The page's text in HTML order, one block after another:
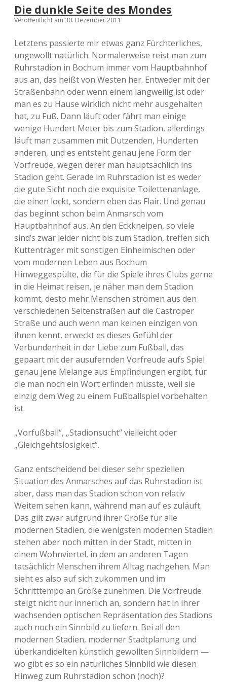
Die dunkle Seite des Mondes
Veröffentlicht am 30. Dezember 2011
Letztens passierte mir etwas ganz Fürchterliches,
ungewollt natürlich. Normalerweise reist man zum
Ruhrstadion in Bochum immer vom Hauptbahnhof
aus an, das heißt von Westen her. Entweder mit der
Straßenbahn oder wenn einem langweilig ist oder
man es zu Hause wirklich nicht mehr ausgehalten
hat, zu Fuß. Dann läuft oder fährt man einige
wenige Hundert Meter bis zum Stadion, allerdings
läuft man zusammen mit Dutzenden, Hunderten
anderen, und es entsteht genau jene Form der
Vorfreude, wegen derer man hauptsächlich ins
Stadion geht. Gerade im Ruhrstadion ist es weder
die gute Sicht noch die exquisite Toilettenanlage,
die einen lockt, sondern eben das Flair. Und genau
das beginnt schon beim Anmarsch vom
Hauptbahnhof aus. An den Eckkneipen, so viele
sind’s zwar leider nicht bis zum Stadion, treffen sich
Kuttenträger mit sonstigen Einheimischen oder
vom modernen Leben aus Bochum
Hinweggespülte, die für die Spiele ihres Clubs gerne
in die Heimat reisen, je näher man dem Stadion
kommt, desto mehr Menschen strömen aus den
verschiedenen Seitenstraßen auf die Castroper
Straße und auch wenn man keinen einzigen von
ihnen kennt, erweckt es dieses Gefühl der
Verbundenheit in der Liebe zum Fußball, das
gepaart mit der ausufernden Vorfreude aufs Spiel
genau jene Melange aus Empfindungen ergibt, für
die man noch ein Wort erfinden müsste, weil sie
einzig dem Weg zu einem Fußballspiel vorbehalten
ist.
„Vorfußball“, „Stadionsucht“ vielleicht oder
„Gleichgehtslosigkeit“.
Ganz entscheidend bei dieser sehr speziellen
Situation des Anmarsches auf das Ruhrstadion ist
aber, dass man das Stadion schon von relativ
Weitem sehen kann, während man auf es zuläuft.
Das gilt zwar aufgrund ihrer Größe für alle
modernen Stadien, die wenigsten modernen Stadien
stehen aber noch mitten in der Stadt, mitten in
einem Wohnviertel, in dem an anderen Tagen
tatsächlich Menschen ihrem Alltag nachgehen. Man
sieht es also auf sich zukommen und im
Schritttempo an Größe zunehmen. Die Vorfreude
steigt nicht nur innerlich an, sondern hat in ihrer
wachsenden optischen Repräsentation des Stadions
auch noch ein Sinnbild zu liefern. Bei all den
modernen Stadien, moderner Stadtplanung und
überkandidelten künstlich gewollten Sinnbildern —
wo gibt es so ein natürliches Sinnbild wie diesen
Hinweg zum Ruhrstadion schon (noch)?